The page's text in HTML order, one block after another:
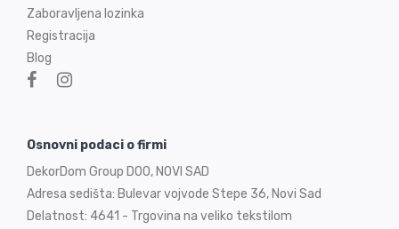
Zaboravljena lozinka
Registracija
Blog
Osnovni podaci o firmi
DekorDom Group DOO, NOVI SAD
Adresa sedišta: Bulevar vojvode Stepe 36, Novi Sad
Delatnost: 4641 - Trgovina na veliko tekstilom